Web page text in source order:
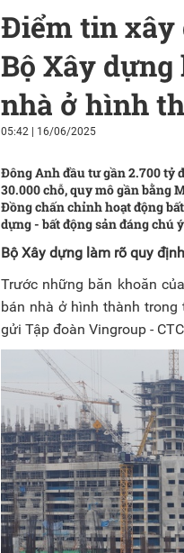
Điểm tin xây
Bộ Xây
nhà ở hình
05:42
16/06/2025
Đông Anh đầu tư gần 2.700 tỷ
30.000 chỗ, quy mô gần bằng
Đồng chấn chỉnh hoạt động
dựng - bất động sản đáng chú ý
Bộ Xây dựng làm rõ quy
Trước những băn khoăn
bán nhà ở hình thành
gửi Tập đoàn Vingroup -